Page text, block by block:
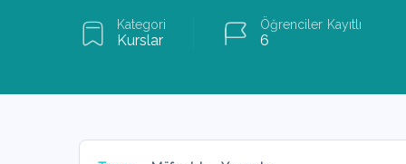
Kategori
Kurslar 6
Öğrenciler Kayıtlı